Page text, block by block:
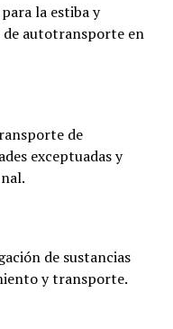
la estiba y
de autotransporte en
de
exceptuadas y
de sustancias
y transporte.